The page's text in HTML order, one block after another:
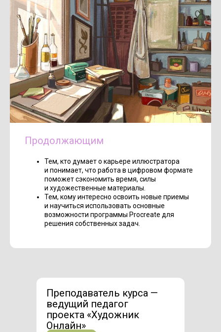
Продолжающим
Тем, кто думает о карьере иллюстратора
и понимает, что работа в цифровом формате
поможет сэкономить время, силы
и художественные материалы.
Тем, кому интересно освоить новые приемы
и научиться использовать основные
возможности программы Procreate для
решения собственных задач.
Преподаватель курса —
ведущий педагог
проекта «Художник
Онлайн»